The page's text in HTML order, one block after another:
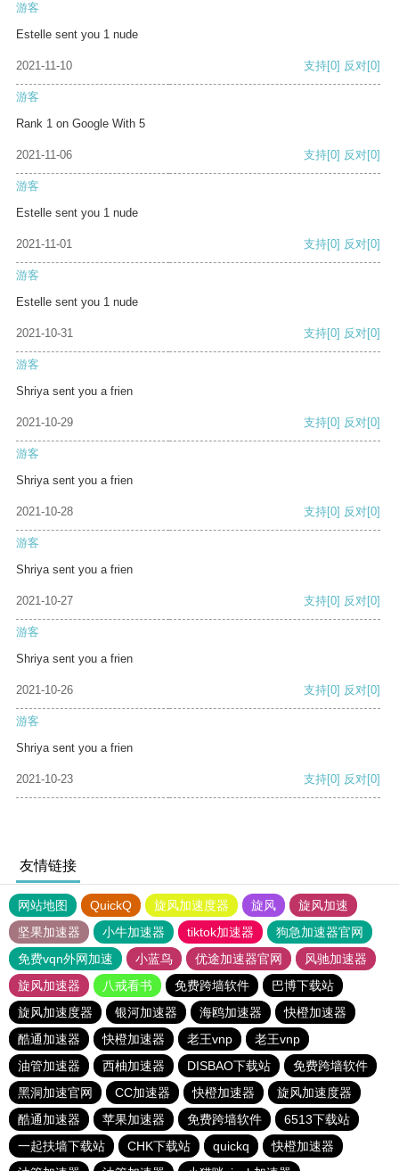
游客
Estelle sent you 1 nude
2021-11-10 支持[0] 反对[0]
游客
Rank 1 on Google With 5
2021-11-06 支持[0] 反对[0]
游客
Estelle sent you 1 nude
2021-11-01 支持[0] 反对[0]
游客
Estelle sent you 1 nude
2021-10-31 支持[0] 反对[0]
游客
Shriya sent you a frien
2021-10-29 支持[0] 反对[0]
游客
Shriya sent you a frien
2021-10-28 支持[0] 反对[0]
游客
Shriya sent you a frien
2021-10-27 支持[0] 反对[0]
游客
Shriya sent you a frien
2021-10-26 支持[0] 反对[0]
游客
Shriya sent you a frien
2021-10-23 支持[0] 反对[0]
友情链接
网站地图 QuickQ 旋风加速度器 旋风
旋风加速
坚果加速器
小牛加速器 tiktok加速器
狗急加速器官网
免费vqn外网加速
小蓝鸟 优途加速器官网
风驰加速器
旋风加速器
八戒看书 免费跨墙软件
巴博下载站
旋风加速度器
银河加速器 海鸥加速器
快橙加速器
酷通加速器
快橙加速器 老王vnp
老王vnp
油管加速器
西柚加速器 DISBAO下载站
免费跨墙软件
黑洞加速官网
CC加速器 快橙加速器
旋风加速度器
酷通加速器
苹果加速器 免费跨墙软件
6513下载站
一起扶墙下载站
CHK下载站 quickq
快橙加速器